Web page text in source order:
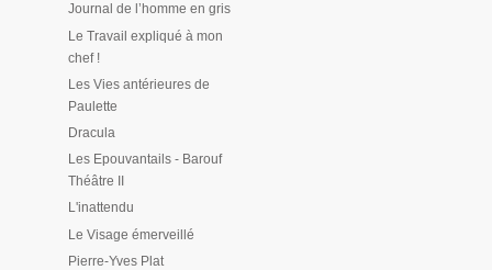
Journal de l’homme en gris
Le Travail expliqué à mon
chef !
Les Vies antérieures de
Paulette
Dracula
Les Epouvantails - Barouf
Théâtre II
L'inattendu
Le Visage émerveillé
Pierre-Yves Plat